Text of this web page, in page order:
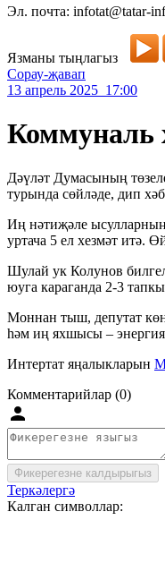
Эл. почта: infotat@tatar-
Язманы тыңлагыз
Сорау-җавап
13 апрель 2025 17:00
Коммуналь
Дәүләт Думасының
турында сөйләде, дип
Иң нәтиҗәле ысулларның
уртача 5 ел хезмәт итә.
Шулай ук Колунов
юуга караганда 2-3
Моннан тыш, депутат
һәм иң яхшысы –
Интертат яңалыкларын
Комментарийлар (0)
Фикерегезне калдырыгыз
Теркәлергә
Калган символлар: